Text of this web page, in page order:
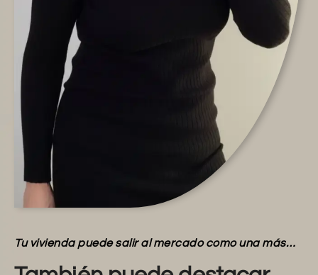
Tu vivienda puede salir al mercado como una más…